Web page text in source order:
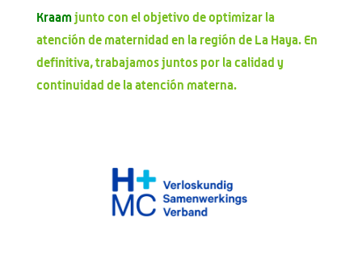
Kraamjunto con el objetivo de optimizar la
atención de maternidad en la región de La Haya. En
definitiva, trabajamos juntos por la calidad y
continuidad de la atención materna.